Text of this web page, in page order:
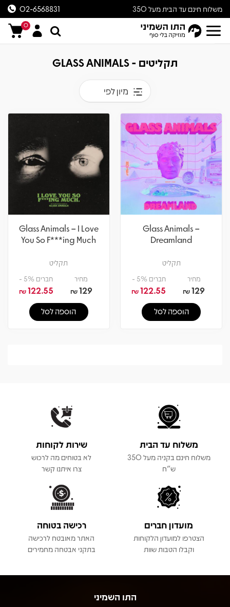
משלוח חינם עד הבית מעל 350
ש״ח
02-6568831
0
תקליטים - GLASS ANIMALS
מיון לפי
Glass Animals –
Dreamland
תקליט
מחיר
129
₪
חברים 5% -
122.55
₪
הוספה לסל
Glass Animals – I Love
You So F***ing Much
תקליט
מחיר
129
₪
חברים 5% -
122.55
₪
הוספה לסל
משלוח עד הבית
משלוח חינם בקניה מעל 350
ש"ח
שירות לקוחות
לא בטוחים מה לרכוש
צרו איתנו קשר
מועדון חברים
הצטרפו למועדון הלקוחות
וקבלו הטבות שוות
רכישה בטוחה
האתר מאובטח לרכישה
בתקני אבטחה מחמירים
התו השמיני